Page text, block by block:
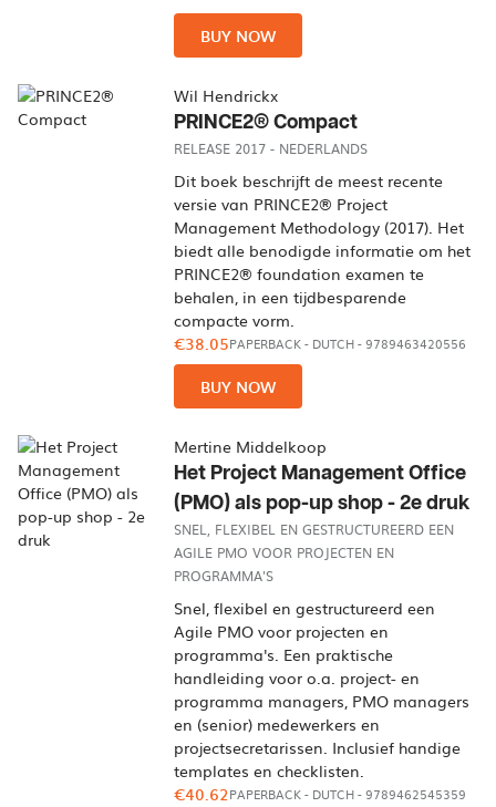
BUY NOW
Wil Hendrickx
PRINCE2® Compact
RELEASE 2017 - NEDERLANDS
Dit boek beschrijft de meest recente
versie van PRINCE2® Project
Management Methodology (2017). Het
biedt alle benodigde informatie om het
PRINCE2® foundation examen te
behalen, in een tijdbesparende
compacte vorm.
€38.05PAPERBACK- DUTCH- 9789463420556
BUY NOW
Mertine Middelkoop
Het Project Management Office
(PMO) als pop-up shop - 2e druk
SNEL, FLEXIBEL EN GESTRUCTUREERD EEN
AGILE PMO VOOR PROJECTEN EN
PROGRAMMA'S
Snel, flexibel en gestructureerd een
Agile PMO voor projecten en
programma's. Een praktische
handleiding voor o.a. project- en
programma managers, PMO managers
en (senior) medewerkers en
projectsecretarissen. Inclusief handige
templates en checklisten.
€40.62PAPERBACK- DUTCH- 9789462545359